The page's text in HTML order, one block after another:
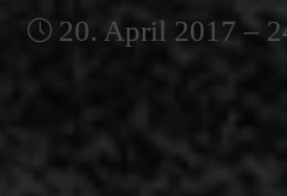
20. April 2017 –